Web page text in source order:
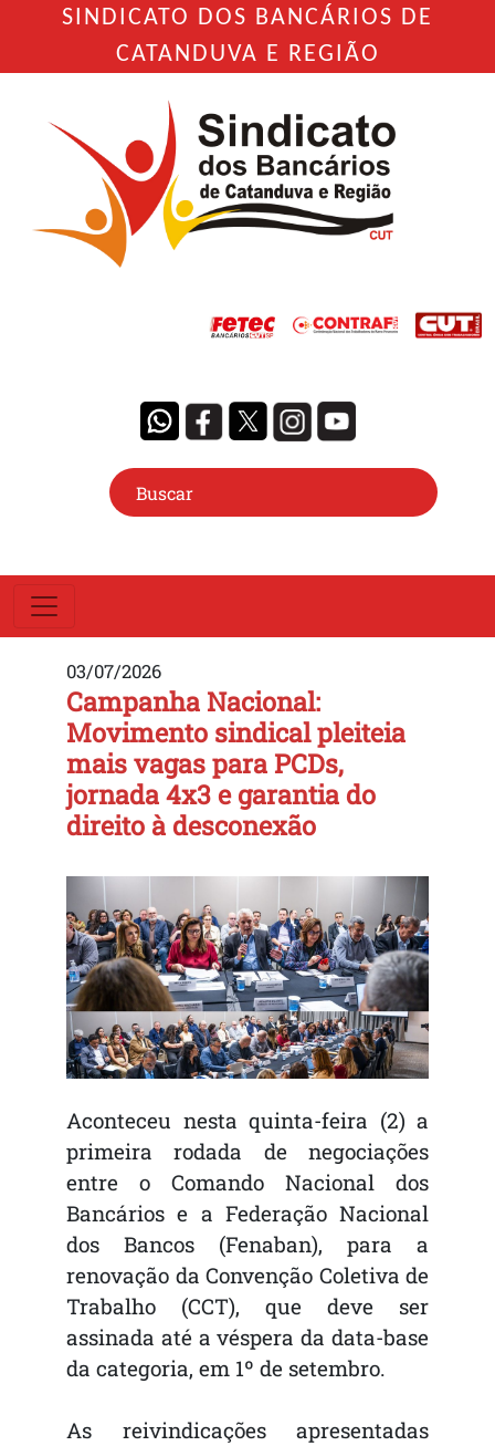
SINDICATO DOS BANCÁRIOS DE
CATANDUVA E REGIÃO
03/07/2026
Campanha Nacional:
Movimento sindical pleiteia
mais vagas para PCDs,
jornada 4x3 e garantia do
direito à desconexão
Aconteceu nesta quinta-feira (2) a
primeira rodada de negociações
entre o Comando Nacional dos
Bancários e a Federação Nacional
dos Bancos (Fenaban), para a
renovação da Convenção Coletiva de
Trabalho (CCT), que deve ser
assinada até a véspera da data-base
da categoria, em 1º de setembro.
As reivindicações apresentadas